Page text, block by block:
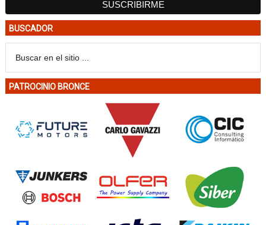
BUSCADOR
PATROCINIO BRONCE